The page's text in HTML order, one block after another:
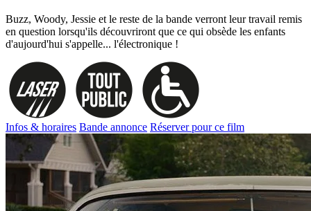
Buzz, Woody, Jessie et le reste de la bande verront leur travail remis
en question lorsqu'ils découvriront que ce qui obsède les enfants
d'aujourd'hui s'appelle... l'électronique !
Infos & horaires Bande annonce Réserver pour ce film